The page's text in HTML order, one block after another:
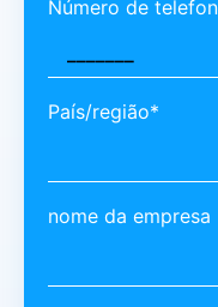
Número de
País/região*
nome da empresa